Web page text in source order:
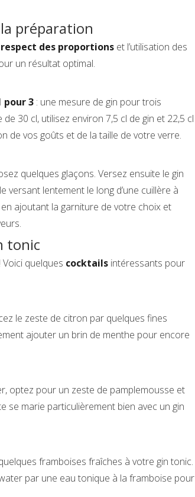
préparation
respect des proportions et l’utilisation des
un résultat optimal.
pour 3 : une mesure de gin pour trois
30 cl, utilisez environ 7,5 cl de gin et 22,5 cl
de vos goûts et de la taille de votre verre.
quelques glaçons. Versez ensuite le gin
lentement le long d’une cuillère à
ajoutant la garniture de votre choix et
tonic
quelques cocktails intéressants pour
le zeste de citron par quelques fines
ajouter un brin de menthe pour encore
optez pour un zeste de pamplemousse et
se marie particulièrement bien avec un gin
framboises fraîches à votre gin tonic.
par une eau tonique à la framboise pour